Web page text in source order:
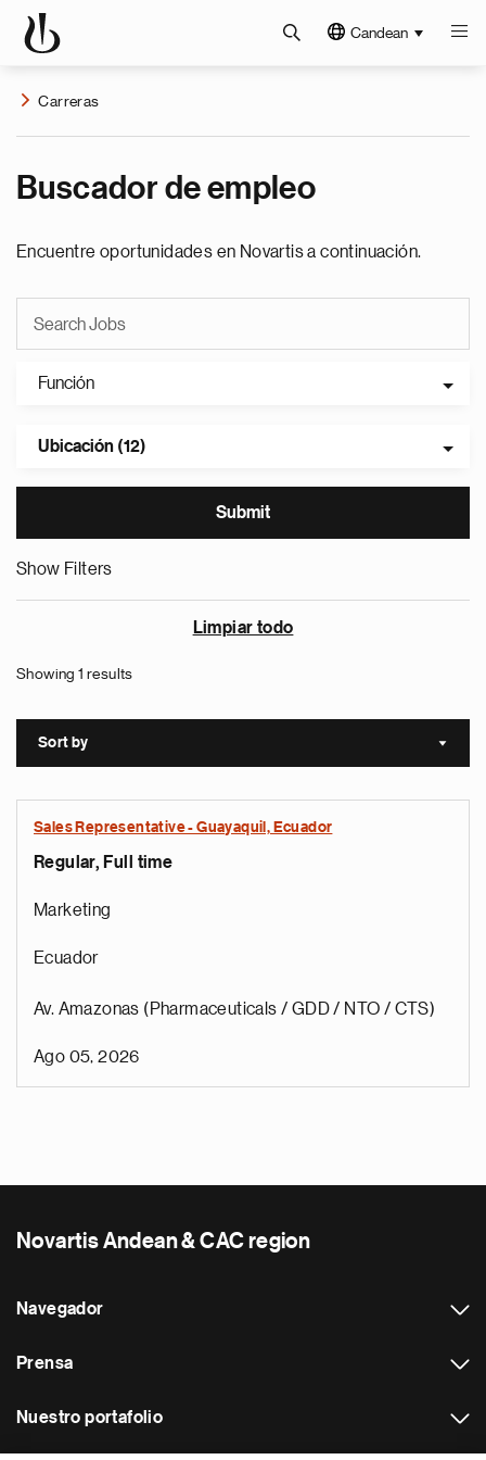
Candean
Carreras
Buscador de empleo
Encuentre oportunidades en Novartis a continuación.
Función
Ubicación (12)
Show Filters
Limpiar todo
Showing 1 results
Sort by Sort
Sales Representative - Guayaquil, Ecuador
Regular, Full time
Marketing
Ecuador
Av. Amazonas (Pharmaceuticals / GDD / NTO / CTS)
Ago 05, 2026
Novartis Andean & CAC region
Navegador
Prensa
Nuestro portafolio